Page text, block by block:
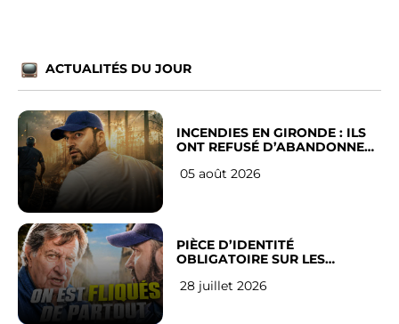
ACTUALITÉS DU JOUR
INCENDIES EN GIRONDE : ILS
ONT REFUSÉ D’ABANDONNER
05 août 2026
PIÈCE D’IDENTITÉ
OBLIGATOIRE SUR LES
Français
28 juillet 2026